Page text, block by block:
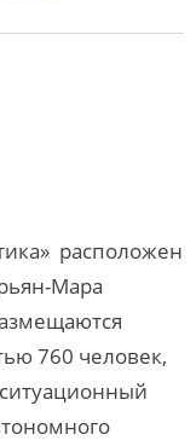
расположен
Мара
760 человек,